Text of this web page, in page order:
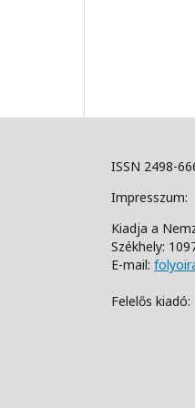
ISSN 2498-
Impresszum:
Kiadja a
Székhely:
E-mail:
Felelős